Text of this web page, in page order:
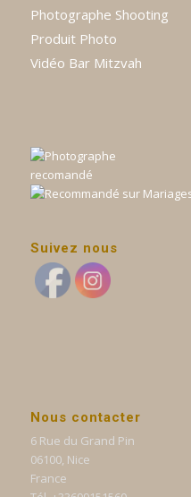
Photographe Shooting
Produit Photo
Vidéo Bar Mitzvah
Suivez nous
Nous contacter
6 Rue du Grand Pin
06100, Nice
France